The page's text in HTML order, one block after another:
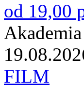
od 19,00
FILM